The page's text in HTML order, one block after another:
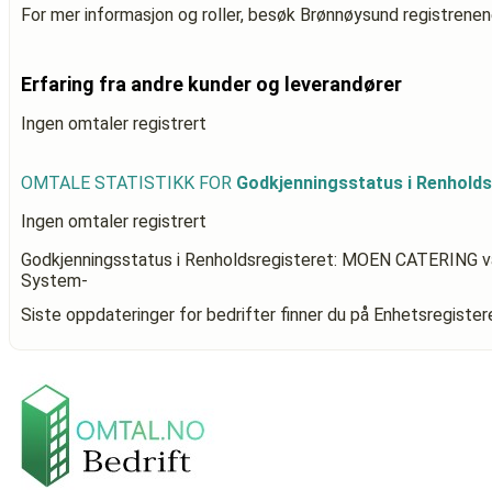
For mer informasjon og roller, besøk Brønnøysund
Erfaring fra andre kunder og leverandører
Ingen omtaler registrert
OMTALE STATISTIKK FOR Godkjenningsstatus i
Ingen omtaler registrert
Godkjenningsstatus i Renholdsregisteret: MOEN CATERING
System-
Siste oppdateringer for bedrifter finner du på